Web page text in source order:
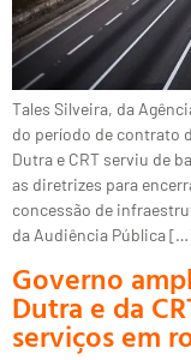
Tales Silveira, da
do período de contrato
Dutra e CRT serviu de
as diretrizes para
concessão de
da Audiência Pública
Governo
Dutra e da
serviços em